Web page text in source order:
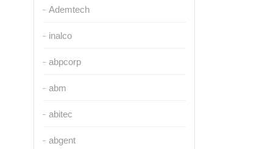
Ademtech
inalco
abpcorp
abm
abitec
abgent